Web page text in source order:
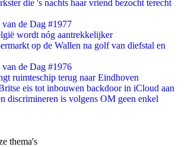
die 's nachts haar vriend bezocht terecht
van de Dag #1977
wordt nóg aantrekkelijker
op de Wallen na golf van diefstal en
van de Dag #1976
ruimteschip terug naar Eindhoven
eis tot inbouwen backdoor in iCloud aan
discrimineren is volgens OM geen enkel
thema's